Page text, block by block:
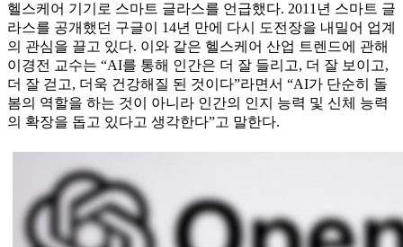
헬스케어 기기로 스마트 글라스를 언급했다. 2011년 스마트 글
라스를 공개했던 구글이 14년 만에 다시 도전장을 내밀어 업계
의 관심을 끌고 있다. 이와 같은 헬스케어 산업 트렌드에 관해
이경전 교수는 “AI를 통해 인간은 더 잘 들리고, 더 잘 보이고,
더 잘 걷고, 더욱 건강해질 된 것이다”라면서 “AI가 단순히 돌
봄의 역할을 하는 것이 아니라 인간의 인지 능력 및 신체 능력
의 확장을 돕고 있다고 생각한다”고 말한다.